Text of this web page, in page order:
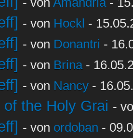
- von Hockl -
- von Donantri -
- von Brina-
- von Nancy -
the Holy Grai -
- von ordoban -